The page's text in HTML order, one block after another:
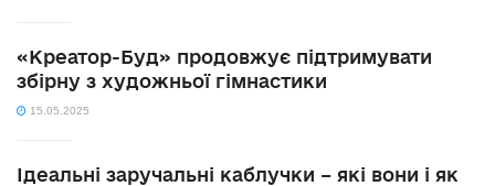
«Креатор-Буд» продовжує підтримувати
збірну з художньої гімнастики
15.05.2025
Ідеальні заручальні каблучки – які вони і як